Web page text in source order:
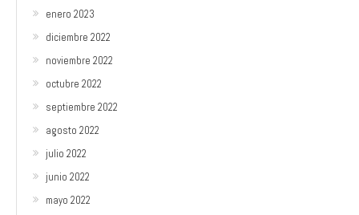
enero 2023
diciembre 2022
noviembre 2022
octubre 2022
septiembre 2022
agosto 2022
julio 2022
junio 2022
mayo 2022